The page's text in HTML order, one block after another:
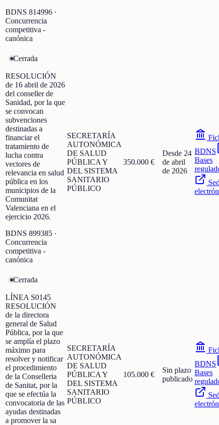
BDNS 814996 ·
Concurrencia
competitiva -
canónica
Cerrada
RESOLUCIÓN
de 16 abril de 2026
del conseller de
Sanidad, por la que
se convocan
subvenciones
destinadas a
financiar el
tratamiento de
lucha contra
vectores de
relevancia en salud
pública en los
municipios de la
Comunitat
Valenciana en el
ejercicio 2026.
BDNS 899385 ·
Concurrencia
competitiva -
canónica
SECRETARÍA
AUTONÓMICA
DE SALUD
PÚBLICA Y
DEL SISTEMA
SANITARIO
PÚBLICO
350.000 €
Desde 24
de abril
de 2026
BDNS
Bases
Cerrada
LÍNEA S0145
RESOLUCIÓN
de la directora
general de Salud
Pública, por la que
se amplía el plazo
máximo para
resolver y notificar
el procedimiento
de la Conselleria
de Sanitat, por la
que se efectúa la
convocatoria de las
ayudas destinadas
a promover la sa
SECRETARÍA
AUTONÓMICA
DE SALUD
PÚBLICA Y
DEL SISTEMA
SANITARIO
PÚBLICO
105.000 €
Sin plazo
publicado
BDNS
Bases